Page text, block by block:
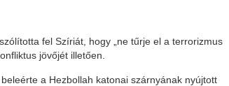
fel Szíriát, hogy „ne tűrje el a terrorizmus
jövőjét illetően.
a Hezbollah katonai szárnyának nyújtott